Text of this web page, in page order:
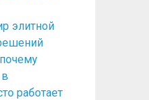
элитной
работает